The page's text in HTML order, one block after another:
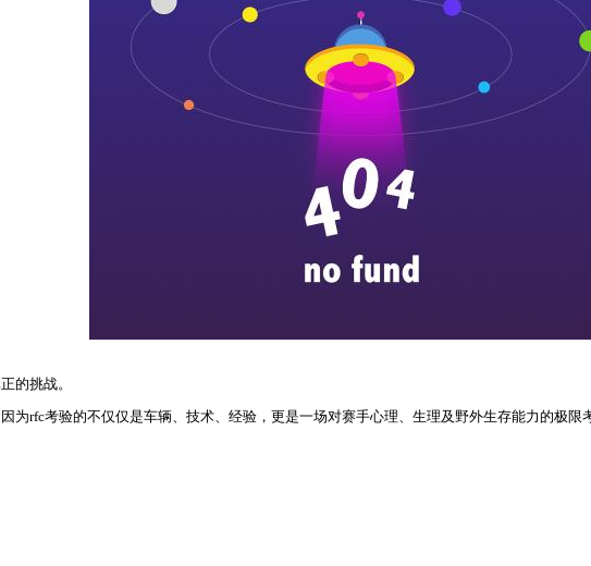
的挑战。
为rfc考验的不仅仅是车辆、技术、经验，更是一场对赛手心理、生理及野外生存能力的极限